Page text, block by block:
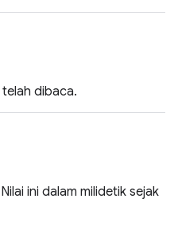
dibaca.
ini dalam milidetik sejak